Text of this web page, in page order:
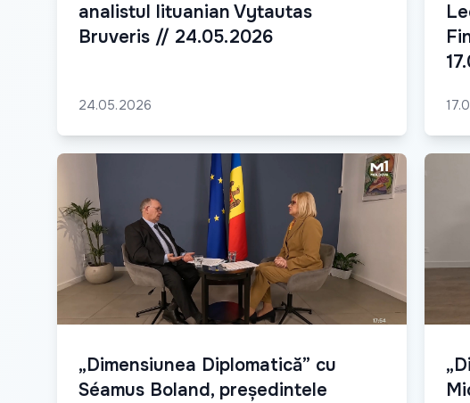
analistul lituanian Vytautas
Bruveris // 24.05.2026
24.05.2026
„Dimensiunea Diplomatică” cu
Séamus Boland, președintele